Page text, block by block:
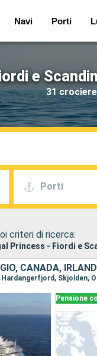
Navi Porti
e
31
Porti
criteri di ricerca:
Princess - Fiordi e
Pensione